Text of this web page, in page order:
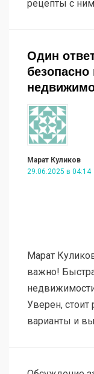
рецепты с
Один
Марат Куликов
29.06.2025 в 04:14
Марат
важно!
Уверен,
варианты и